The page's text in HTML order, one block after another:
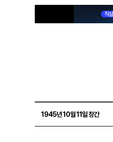
직설
1945년 10월 11일 창간